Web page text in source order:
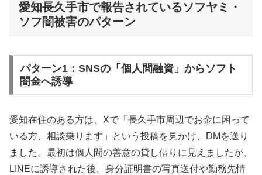
愛知長久手市で報告されているソフヤミ・
ソフ闇被害のパターン
パターン1：SNSの「個人間融資」からソフト
闇金へ誘導
愛知在住のある方は、Xで「長久手市周辺でお金に困って
いる方、相談乗ります」という投稿を見かけ、DMを送り
ました。最初は個人間の善意の貸し借りに見えましたが、
LINEに誘導された後、身分証明書の写真送付や勤務先情